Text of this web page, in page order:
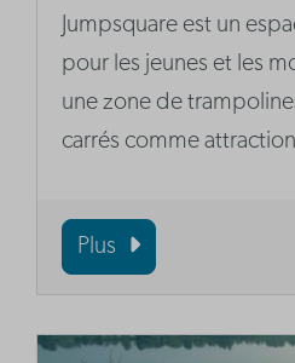
Jumpsquare est un
pour les jeunes et les
une zone de
carrés comme
Plus